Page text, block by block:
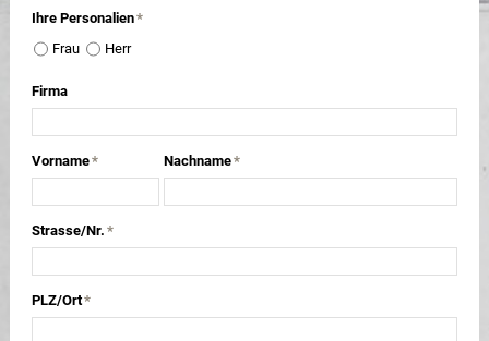
Ihre Personalien*
Frau
Herr
Firma
Vorname* Nachname*
Strasse/Nr. *
PLZ/Ort*